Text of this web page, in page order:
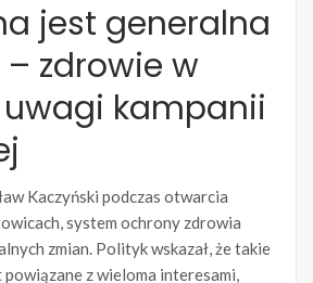
jest generalna
zdrowie w
kampanii
Kaczyński podczas otwarcia
system ochrony zdrowia
zmian. Polityk wskazał, że takie
z wieloma interesami,